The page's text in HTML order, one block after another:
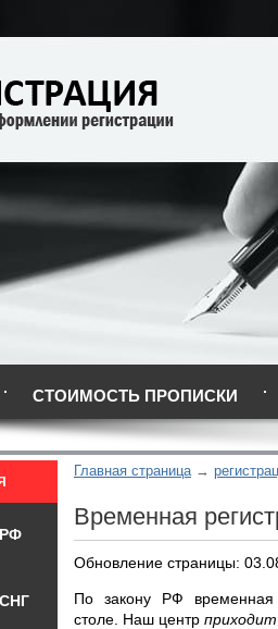
СТОИМОСТЬ ПРОПИСКИ
Главная страница
Временная
Обновление страницы:
По закону РФ временная
столе. Наш центр
РФ